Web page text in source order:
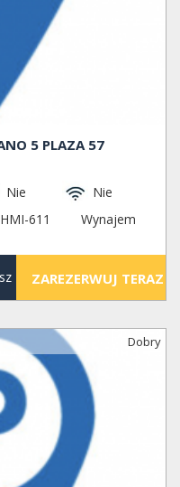
5 PLAZA 57
Nie
Nie
611
Wynajem
ZAREZERWUJ TERAZ
Dobry